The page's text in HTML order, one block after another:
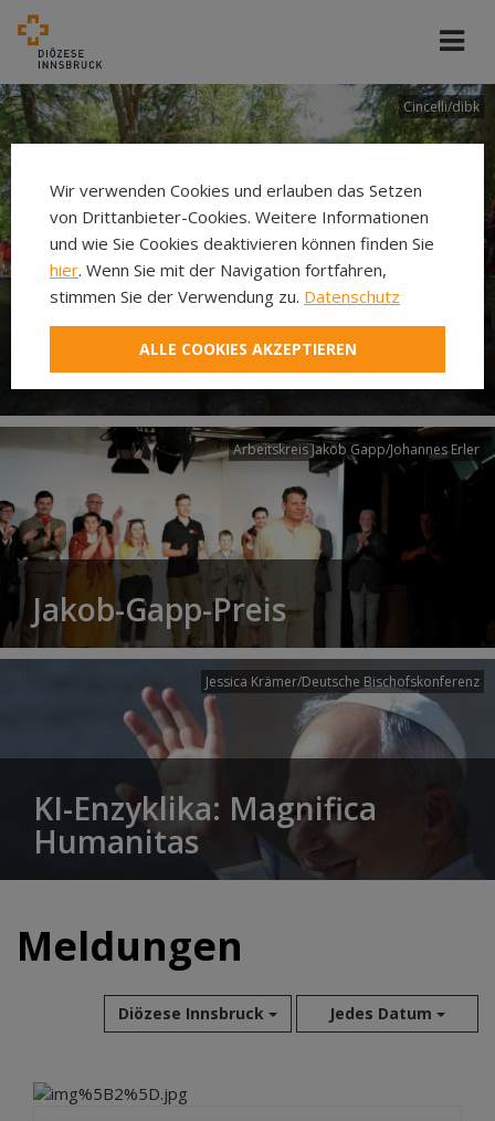
Cincelli/dibk
Neuer Pilgerweg Via
Laudato si’
Arbeitskreis Jakob Gapp/Johannes Erler
Jakob-Gapp-Preis
Jessica Krämer/Deutsche Bischofskonferenz
KI-Enzyklika: Magnifica
Humanitas
Meldungen
Diözese Innsbruck Jedes Datum
Wir verwenden Cookies und erlauben das Setzen
von Drittanbieter-Cookies. Weitere Informationen
und wie Sie Cookies deaktivieren können finden Sie
hier. Wenn Sie mit der Navigation fortfahren,
stimmen Sie der Verwendung zu. Datenschutz
ALLE COOKIES AKZEPTIEREN